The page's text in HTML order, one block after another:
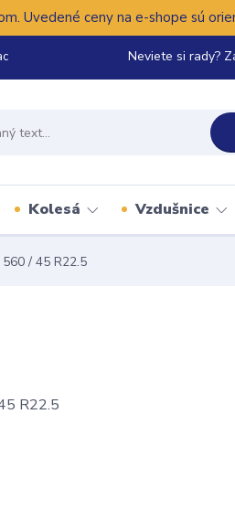
Uvedené ceny na e-shope sú
Neviete si rady?
Kolesá Vzdušnice
/ 45 R22.5